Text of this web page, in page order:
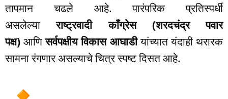
तापमान चढले आहे. पारंपरिक प्रतिस्पर्धी
असलेल्याराष्ट्रवादी काँग्रेस (शरदचंद्र पवार
पक्ष) आणिसर्वपक्षीय विकास आघाडीयांच्यात यंदाही थरारक
सामना रंगणार असल्याचे चित्र स्पष्ट दिसत आहे.